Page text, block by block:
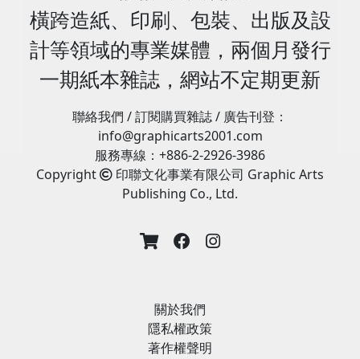
美元。 全球需求從 Covid-19 和隨之而來的經濟混亂中強
勁反彈，2018 年至 2021 年年增 5.8%。 柔性塑膠和紙板
將成為未來五年成長最快的包裝材料，這反映出該產業追
求更大永續性的挑戰和機會。 從全球來看，未來五年包裝
市場預計將以 3.9% 的複合年增長率 (CAGR) 擴張。 柔性
年增長率為 5.1%。 隨著消費者對便利性、輕量化產品需
求的提升，以及電子商務的蓬勃發展，軟塑膠包裝因其靈
活性和成本效益，仍將持續受到市場歡迎。 全球複合年增
長率為 5.1%，軟塑膠將成為未來五年成長最快的包裝材
料，全球銷售額從 2023 年的 1,977 億美元增至 2028 年的
仍然是最大的材料領域，到 2023 年將佔全球價值的
全球包裝銷售額的大部分，北美是全球第二大包裝市場。
食品和飲料行業、醫療保健行業和電子商務行業等各行業
對包裝的需求不斷增長正在推動市場成長。 醫療保健包裝
2025 ：2025 年 9 月 9 日至 11 日，奈及利亞拉各斯地標
中心。 （包裝、塑膠、印刷、食品加工和標籤）。
www.propakwestafrica.com SIEMA 食品博覽會 ：
2025 年 9 月 9 日至 11 日，l'Office des Foires et
Expositions de Casablanca (OFEC)，摩洛哥卡薩布蘭
www.siemamaroc.com SGI Dubai 2025 ：2025年9月
22日至24日，阿聯酋杜拜杜拜世界貿易中心。 （印刷、標
誌和圖形成像）。 www.signmiddleeast.com 十月
Propaper Dubai ：2025 年 10 月 13 日至 15 日，阿聯酋
杜拜杜拜節日城 Festival Arena。 （紙張、紙巾、紙板、
GITEX Global ：2025 年 10 月 13-17 日，阿聯酋杜拜杜拜
日，阿聯酋杜拜杜拜世界貿易中心。 （紙張；辦公用品；
文具；業餘愛好、工藝品和藝術；牛皮紙和包裝產品）。
和估值。 “……無法產生財務回報的環境努力將……受到衝
擊。” 這並不意味著永續發展努力將被取消。複合材料製
造商和材料供應商需要讓他們現在已經很銳利的財務指標
變得更加銳利。 你應該記住，這種趨勢也可能會迅速生產
或改變，因為它受到政治傾向、社群媒體和不可預見事件
的驅動。 (3)化學恢復將不會成為許多人所希望的救世主
其令人痛苦的緩慢和不一致的進展，是那些最需要它的企
業錯誤思考的結果。 第一個維度是業務永續性 現在沒有足
夠的獲利能力，未來也沒有足夠的能力，來找出化學恢復
是解決整體塑膠恢復活動不足的解決方案。 第二個尺寸是
定材料，或材料回收設施（MRF）其客戶不想要因此會給
（MRF）其客戶不想要並因此會賣給化學恢復商的材
料。」 第三個維度是消費者行銷 塑膠業的發展從未出過教
育、激勵和鼓勵廣大目標消費者參與的努力。 （四）包
且各種關鍵問題很快就能克服。另一方面涉及程序，這對
於工業化過程和生產至關重要：這裡也希望努力隨著時間
的推移獲得可預測和可重複的結果。 本期我們談論印刷
缺陷：根據您掌握的信息，如果它表明一個常見的嚴重問
題，您會指出哪一個？ 這個主題在許多現實中都很常見，
我們的也不例外。印刷中的關鍵問題也可以透過提高公司
員工的技能來解決。需要新的專業人員來面對市場的挑
戰。作為一個協會，我們必須做更多的事情並投入資源來
在學校、大學和研究中心推廣我們的行業。經營者的平均
年齡逐年增長，年輕人湧入我們的行業太少：提高新一代
是什麼？ 我們本著協會與眾不同的精神，繼續致力於舉辦
活動和研討會。目的是讓業界了解柔版印刷技術提供的眾
培訓的舉措。在 2023 年版之後，我們將繼續舉辦將於
2025 年舉辦的​​ EFTA-Flexo 獎：這是一種提高卓越水平並
圍繞 EFTA 創建網絡的方式。 內容來源:
橫跨造紙、印刷、包裝、出版及設
計等領域的專業媒體，兩個月發行
一期紙本雜誌，網站不定期更新
聯絡我們 / 訂閱購買雜誌 / 廣告刊登：
info@graphicarts2001.com
服務專線：+886-2-2926-3986
Copyright
印聯文化事業有限公司 Graphic Arts
Publishing Co., Ltd.
關於我們
隱私權政策
著作權聲明